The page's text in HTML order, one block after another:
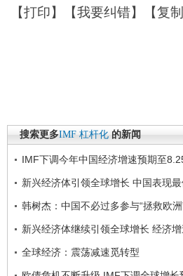
【打印】【我要纠错】【复
搜索更多IMF 杠杆化 的新闻
IMF下调今年中国经济增速预期至
新兴经济体引领全球增长 中国表现
韩树杰：中国不必过多参与“拯救欧洲
新兴经济体继续引领全球增长 经济
全球经济：震荡减速觅转型